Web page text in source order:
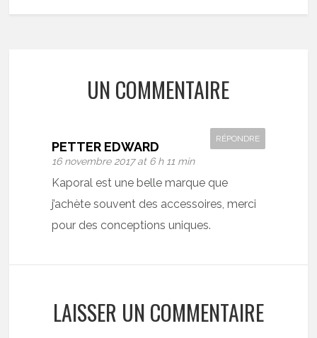
UN COMMENTAIRE
PETTER EDWARD
16 novembre 2017 at 6 h 11 min
RÉPONDRE
Kaporal est une belle marque que
j’achète souvent des accessoires, merci
pour des conceptions uniques.
LAISSER UN COMMENTAIRE